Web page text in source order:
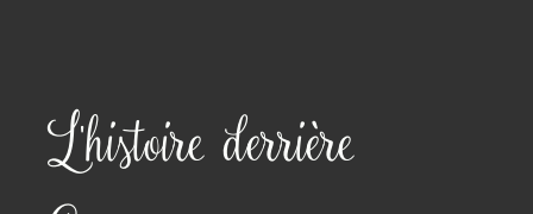
L'histoire derrière